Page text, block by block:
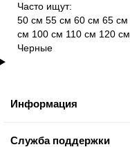
Часто ищут:
50 см 55 см 60 см 65 см
см 100 см 110 см 120 см
Черные
Информация
Служба поддержки